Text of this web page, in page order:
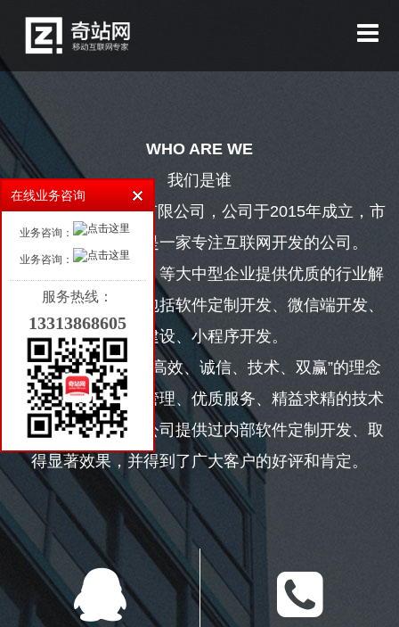
首页
高端网站设计
小程序开发
微信开发
软件开发
客户案例
新闻资讯
行业动态
公司新闻
案例分享
技术百科
联系我们
WHO ARE WE
我们是谁
厦门奇站网络科技有限公司，公司于2015年成立，市
高新技术企业，是一家专注互联网开发的公司。
公司为政府、医院、等大中型企业提供优质的行业解
决方案，主要业务包括软件定制开发、微信端开发、
网站建设、小程序开发。
自创办以来，追求“高效、诚信、技术、双赢”的理念
和宗旨，以科学的管理、优质服务、精益求精的技术
团队，先后为众多公司提供过内部软件定制开发、取
得显著效果，并得到了广大客户的好评和肯定。
在线业务咨询
业务咨询：
业务咨询：
服务热线：
13313868605